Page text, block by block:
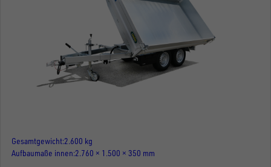
Gesamtgewicht 2.600 kg
Aufbaumaße innen 2.760 × 1.500 × 350 mm